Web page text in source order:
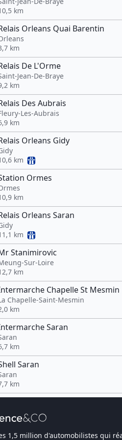
km
Orleans Quai Barentin
km
De L'Orme
Jean-De-Braye
km
Des Aubrais
Les-Aubrais
km
Orleans Gidy
km
Ormes
km
Orleans Saran
km
Stanimirovic
Sur-Loire
km
Chapelle St Mesmin
Chapelle-Saint-Mesmin
km
Saran
km
Saran
km
1,5 million d'automobilistes qui